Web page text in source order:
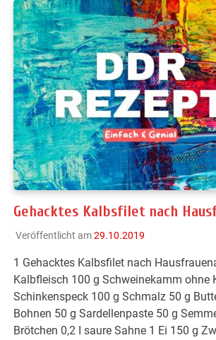
Gehacktes Kalbsfilet nach
Veröffentlicht am29.10.2019
1 Gehacktes Kalbsfilet nach
Kalbfleisch 100 g Schweinekamm ohne
Schinkenspeck 100 g Schmalz 50 g
Bohnen 50 g Sardellenpaste 50 g
Brötchen 0,2 I saure Sahne 1 Ei 150 g